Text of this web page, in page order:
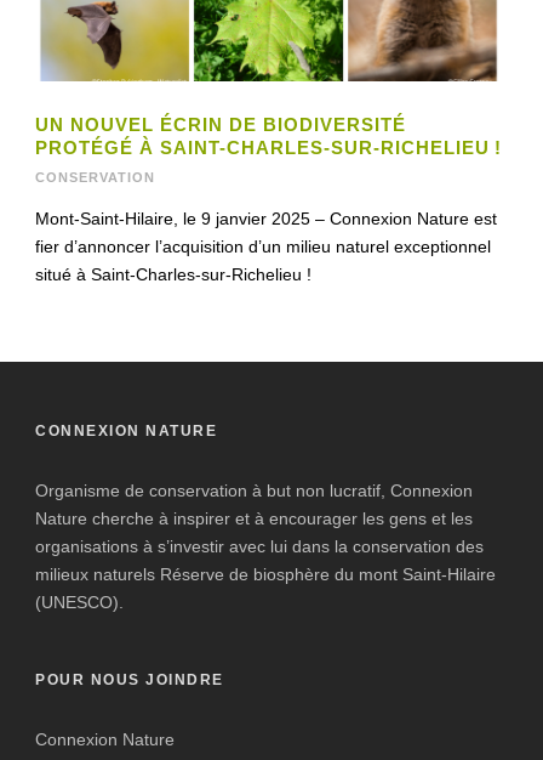
UN NOUVEL ÉCRIN DE BIODIVERSITÉ
PROTÉGÉ À SAINT-CHARLES-SUR-RICHELIEU !
CONSERVATION
Mont-Saint-Hilaire, le 9 janvier 2025 – Connexion Nature est
fier d’annoncer l’acquisition d’un milieu naturel exceptionnel
situé à Saint-Charles-sur-Richelieu !
CONNEXION NATURE
Organisme de conservation à but non lucratif, Connexion
Nature cherche à inspirer et à encourager les gens et les
organisations à s’investir avec lui dans la conservation des
milieux naturels Réserve de biosphère du mont Saint-Hilaire
(UNESCO).
POUR NOUS JOINDRE
Connexion Nature